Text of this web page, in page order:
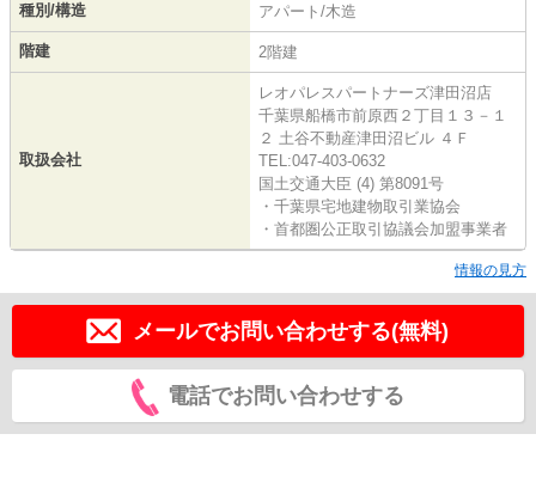
種別/構造 アパート/木造
階建 2階建
取扱会社
レオパレスパートナーズ津田沼店
千葉県船橋市前原西２丁目１３－１
２ 土谷不動産津田沼ビル ４Ｆ
TEL:047-403-0632
国土交通大臣 (4) 第8091号
・千葉県宅地建物取引業協会
・首都圏公正取引協議会加盟事業者
情報の見方
メールでお問い合わせする(無料)
電話でお問い合わせする